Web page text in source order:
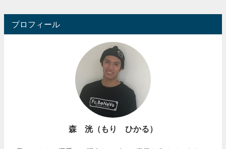
プロフィール
森 洸（もり ひかる）